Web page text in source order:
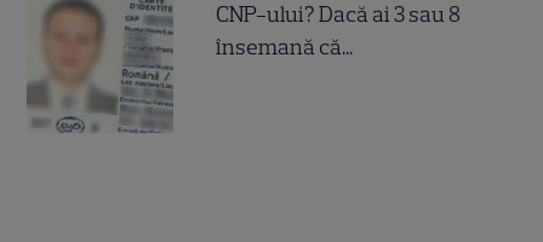
CNP-ului? Dacă ai 3 sau 8
însemană că...